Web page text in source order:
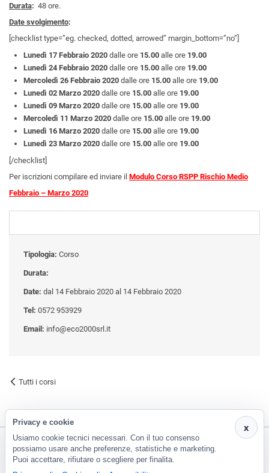
Durata: 48 ore.
Date svolgimento:
[checklist type=”eg. checked, dotted, arrowed” margin_bottom=”no”]
Lunedì 17 Febbraio 2020 dalle ore 15.00 alle ore 19.00
Lunedì 24 Febbraio 2020 dalle ore 15.00 alle ore 19.00
Mercoledì 26 Febbraio 2020 dalle ore 15.00 alle ore 19.00
Lunedì 02 Marzo 2020 dalle ore 15.00 alle ore 19.00
Lunedì 09 Marzo 2020 dalle ore 15.00 alle ore 19.00
Mercoledì 11 Marzo 2020 dalle ore 15.00 alle ore 19.00
Lunedì 16 Marzo 2020 dalle ore 15.00 alle ore 19.00
Lunedì 23 Marzo 2020 dalle ore 15.00 alle ore 19.00
[/checklist]
Per iscrizioni compilare ed inviare il Modulo Corso RSPP Rischio Medio
Febbraio – Marzo 2020
Tipologia: Corso
Durata:
Date: dal 14 Febbraio 2020 al 14 Febbraio 2020
Tel: 0572 953929
Email: info@eco2000srl.it
Tutti i corsi
CF e P.Iva 01266420478 - REA: PT-188663 | Via Risorgimento, 548 - Monsummano Terme (PT) | 0572
x
Privacy e cookie
Usiamo cookie tecnici necessari. Con il tuo consenso
possiamo usare anche preferenze, statistiche e marketing.
Puoi accettare, rifiutare o scegliere per finalita.